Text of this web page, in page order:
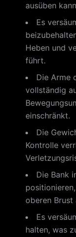
ausüben
Es
Heben und
führt.
Die Arme
vollständig
einschränkt.
Die
Kontrolle
Die Bank
oberen
Es
halten, was